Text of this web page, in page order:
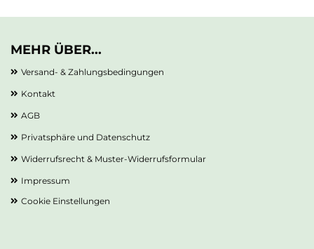
MEHR ÜBER...
Versand- & Zahlungsbedingungen
Kontakt
AGB
Privatsphäre und Datenschutz
Widerrufsrecht & Muster-Widerrufsformular
Impressum
Cookie Einstellungen